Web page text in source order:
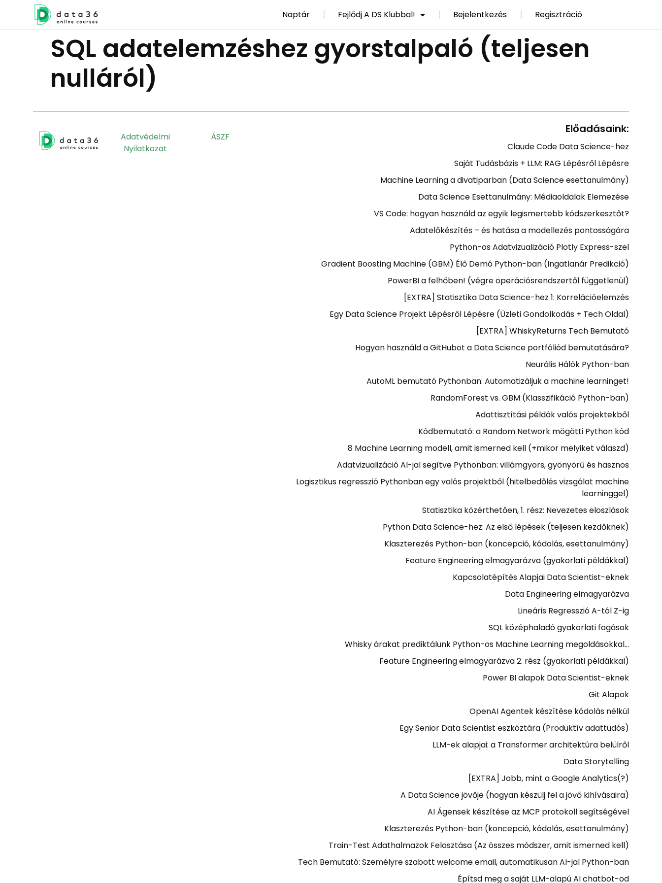
Naptár Fejlődj A DS Klubbal! Bejelentkezés Regisztráció
SQL adatelemzéshez gyorstalpaló (teljesen
nulláról)
Adatvédelmi
Nyilatkozat
ÁSZF
Előadásaink:
Claude Code Data Science-hez
Saját Tudásbázis + LLM: RAG Lépésről Lépésre
Machine Learning a divatiparban (Data Science esettanulmány)
Data Science Esettanulmány: Médiaoldalak Elemezése
VS Code: hogyan használd az egyik legismertebb kódszerkesztőt?
Adatelőkészítés – és hatása a modellezés pontosságára
Python-os Adatvizualizáció Plotly Express-szel
Gradient Boosting Machine (GBM) Élő Demó Python-ban (Ingatlanár Predikció)
PowerBI a felhőben! (végre operációsrendszertől függetlenül)
[EXTRA] Statisztika Data Science-hez 1: Korrelációelemzés
Egy Data Science Projekt Lépésről Lépésre (Üzleti Gondolkodás + Tech Oldal)
[EXTRA] WhiskyReturns Tech Bemutató
Hogyan használd a GitHubot a Data Science portfóliód bemutatására?
Neurális Hálók Python-ban
AutoML bemutató Pythonban: Automatizáljuk a machine learninget!
RandomForest vs. GBM (Klasszifikáció Python-ban)
Adattisztítási példák valós projektekből
Kódbemutató: a Random Network mögötti Python kód
8 Machine Learning modell, amit ismerned kell (+mikor melyiket válaszd)
Adatvizualizáció AI-jal segítve Pythonban: villámgyors, gyönyörű és hasznos
Logisztikus regresszió Pythonban egy valós projektből (hitelbedőlés vizsgálat machine
learninggel)
Statisztika közérthetően, 1. rész: Nevezetes eloszlások
Python Data Science-hez: Az első lépések (teljesen kezdőknek)
Klaszterezés Python-ban (koncepció, kódolás, esettanulmány)
Feature Engineering elmagyarázva (gyakorlati példákkal)
Kapcsolatépítés Alapjai Data Scientist-eknek
Data Engineering elmagyarázva
Lineáris Regresszió A-tól Z-ig
SQL középhaladó gyakorlati fogások
Whisky árakat prediktálunk Python-os Machine Learning megoldásokkal…
Feature Engineering elmagyarázva 2. rész (gyakorlati példákkal)
Power BI alapok Data Scientist-eknek
Git Alapok
OpenAI Agentek készítése kódolás nélkül
Egy Senior Data Scientist eszköztára (Produktív adattudós)
LLM-ek alapjai: a Transformer architektúra belülről
Data Storytelling
[EXTRA] Jobb, mint a Google Analytics(?)
A Data Science jövője (hogyan készülj fel a jövő kihívásaira)
AI Ágensek készítése az MCP protokoll segítségével
Klaszterezés Python-ban (koncepció, kódolás, esettanulmány)
Train-Test Adathalmazok Felosztása (Az összes módszer, amit ismerned kell)
Tech Bemutató: Személyre szabott welcome email, automatikusan AI-jal Python-ban
Építsd meg a saját LLM-alapú AI chatbot-od